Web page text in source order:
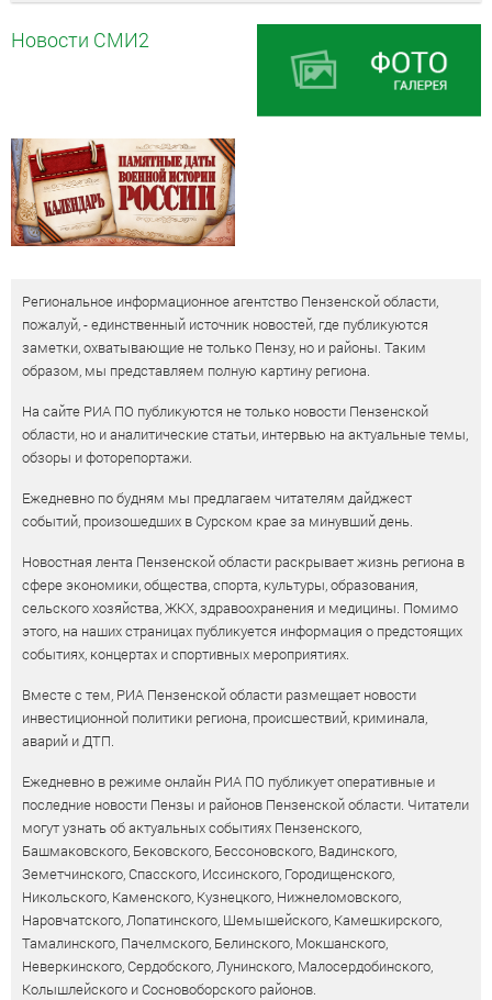
Новости СМИ2
Региональное информационное агентство Пензенской области,
пожалуй, - единственный источник новостей, где публикуются
заметки, охватывающие не только Пензу, но и районы. Таким
образом, мы представляем полную картину региона.
На сайте РИА ПО публикуются не только новости Пензенской
области, но и аналитические статьи, интервью на актуальные темы,
обзоры и фоторепортажи.
Ежедневно по будням мы предлагаем читателям дайджест
событий, произошедших в Сурском крае за минувший день.
Новостная лента Пензенской области раскрывает жизнь региона в
сфере экономики, общества, спорта, культуры, образования,
сельского хозяйства, ЖКХ, здравоохранения и медицины. Помимо
этого, на наших страницах публикуется информация о предстоящих
событиях, концертах и спортивных мероприятиях.
Вместе с тем, РИА Пензенской области размещает новости
инвестиционной политики региона, происшествий, криминала,
аварий и ДТП.
Ежедневно в режиме онлайн РИА ПО публикует оперативные и
последние новости Пензы и районов Пензенской области. Читатели
могут узнать об актуальных событиях Пензенского,
Башмаковского, Бековского, Бессоновского, Вадинского,
Земетчинского, Спасского, Иссинского, Городищенского,
Никольского, Каменского, Кузнецкого, Нижнеломовского,
Наровчатского, Лопатинского, Шемышейского, Камешкирского,
Тамалинского, Пачелмского, Белинского, Мокшанского,
Неверкинского, Сердобского, Лунинского, Малосердобинского,
Колышлейского и Сосновоборского районов.